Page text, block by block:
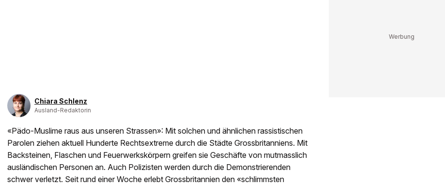
Chiara Schlenz
Ausland-Redaktorin
«Pädo-Muslime raus aus unseren Strassen»: Mit solchen und ähnlichen rassistischen
Parolen ziehen aktuell Hunderte Rechtsextreme durch die Städte Grossbritanniens. Mit
Backsteinen, Flaschen und Feuerwerkskörpern greifen sie Geschäfte von mutmasslich
ausländischen Personen an. Auch Polizisten werden durch die Demonstrierenden
schwer verletzt. Seit rund einer Woche erlebt Grossbritannien den «schlimmsten